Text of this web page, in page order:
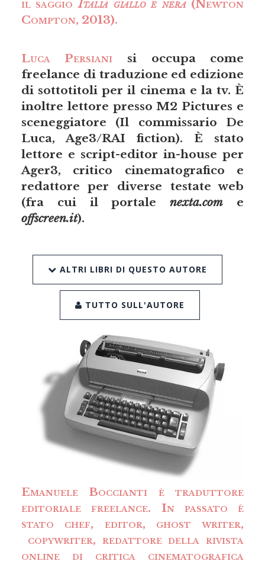
il saggioItalia giallo e nera(Newton
Compton, 2013).
Luca Persiani si occupa come
freelance di traduzione ed edizione
di sottotitoli per il cinema e la tv. È
inoltre lettore presso M2 Pictures e
sceneggiatore (Il commissario De
Luca, Age3/RAI fiction). È stato
lettore e script-editor in-house per
Ager3, critico cinematografico e
redattore per diverse testate web
(fra cui il portalenexta.com e
offscreen.it).
ALTRI LIBRI DI QUESTO AUTORE
TUTTO SULL'AUTORE
Emanuele Boccianti è traduttore
editoriale freelance. In passato è
stato chef, editor, ghost writer,
copywriter, redattore della rivista
online di critica cinematografica